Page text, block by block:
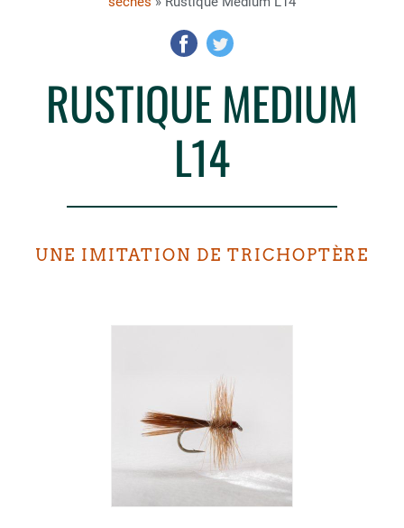
RUSTIQUE MEDIUM
L14
UNE IMITATION DE TRICHOPTÈRE